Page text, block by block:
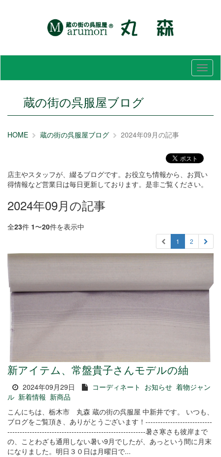
メ
ニ
蔵の街の呉服屋ブログ
HOME 蔵の街の呉服屋ブログ 2024年09月の記事
店主やスタッフが、綴るブログです。お役立ち情報から、お買い
得情報など営業日は毎日更新しております。是非ご覧ください。
2024年09月の記事
全23件 1〜20件を表示中
1 2
新アイテム、常盤貴子さんモデルの紬
2024年09月29日 コーディネート お知らせ 着物ジャン
ル 新着情報 新商品
こんにちは、栃木市 丸森 蔵の街の呉服屋 中新井です。 いつも、
ブログをご覧頂き、ありがとうございます！---------------------------
--------------------------------------------------------暑さ寒さも彼岸まで
の、ことわざも通用しない暑い9月でしたが、あっという間に月末
になりました。明日３０日は月曜日で...